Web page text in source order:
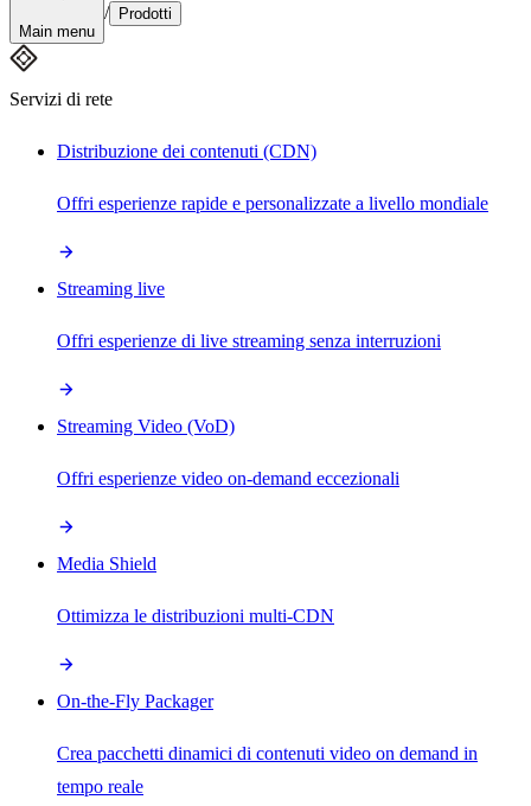
Main menu
/ Prodotti
Servizi di rete
Distribuzione dei contenuti (CDN)
Offri esperienze rapide e personalizzate a livello mondiale
Streaming live
Offri esperienze di live streaming senza interruzioni
Streaming Video (VoD)
Offri esperienze video on-demand eccezionali
Media Shield
Ottimizza le distribuzioni multi-CDN
On-the-Fly Packager
Crea pacchetti dinamici di contenuti video on demand in
tempo reale